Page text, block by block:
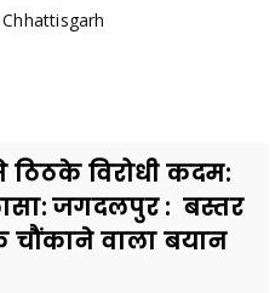
Chhattisgarh
विरोधी कदम:
जगदलपुर : बस्तर
वाला बयान